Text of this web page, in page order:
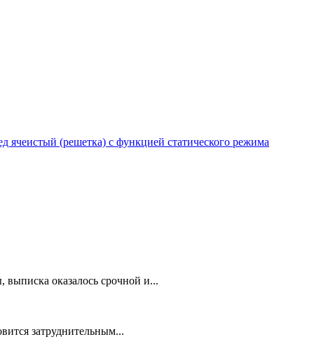
(решетка) с функцией статического режима
оказалось срочной и...
затруднительным...